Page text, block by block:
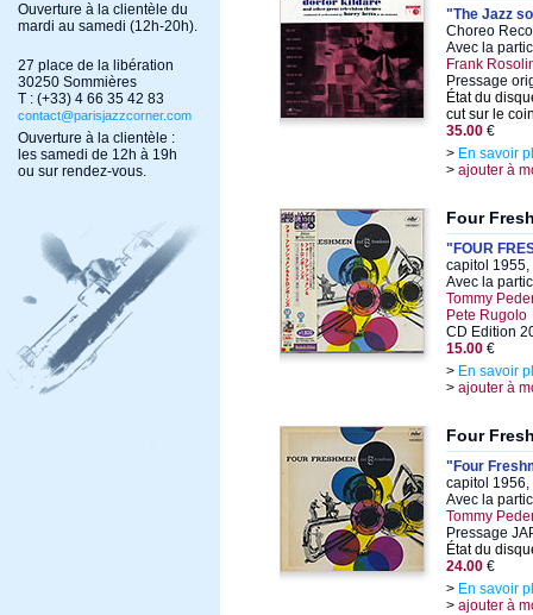
Ouverture à la clientèle du
mardi au samedi (12h-20h).
27 place de la libération
30250 Sommières
T : (+33) 4 66 35 42 83
contact@parisjazzcorner.com
Ouverture à la clientèle :
les samedi de 12h à 19h
ou sur rendez-vous.
"The Jazz
Choreo
Avec la
Frank
Pressage
État du
cut sur le
35.00 €
> En savoir
> ajouter à
Four
"FOUR
capitol 1955,
Avec la
Tommy
Pete Rugolo
CD Edition
15.00 €
> En savoir
> ajouter à
Four
"Four
capitol 1956,
Avec la
Tommy
Pressage
État du
24.00 €
> En savoir
> ajouter à